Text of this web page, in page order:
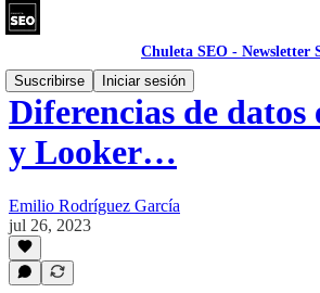
Chuleta SEO - Newsletter
Suscribirse
Iniciar sesión
Diferencias de datos
y Looker…
Emilio Rodríguez García
jul 26, 2023